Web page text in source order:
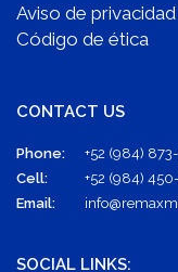
Aviso de privacidad
Código de ética
CONTACT US
Phone:
+52 (984)
Cell:
+52 (984)
Email:
SOCIAL LINKS: